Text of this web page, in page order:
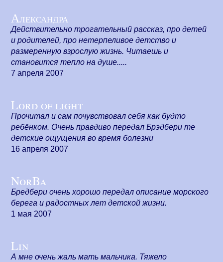
Александра
Действительно трогательный рассказ, про детей
и родителей, про нетерпеливое детство и
размеренную взрослую жизнь. Читаешь и
становится тепло на душе.....
7 апреля 2007
Lord of light
Прочитал и сам почувствовал себя как будто
ребёнком. Очень правдиво передал Брэдбери те
детские ощущения во время болезни
16 апреля 2007
NorBa
Бредбери очень хорошо передал описание морского
берега и радостных лет детской жизни.
1 мая 2007
Lin
А мне очень жаль мать мальчика. Тяжело